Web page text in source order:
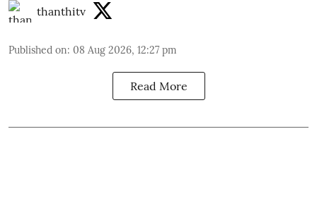
thanthitv
Published on: 08 Aug 2026, 12:27 pm
Read More